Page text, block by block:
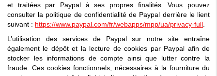
et traitées par Paypal à ses propres finalités. Vous pouvez
consulter la politique de confidentialité de Paypal derrière le lient
suivant : https://www.paypal.com/fr/webapps/mpp/ua/privacy-full
L’utilisation des services de Paypal sur notre site entraîne
également le dépôt et la lecture de cookies par Paypal afin de
stocker les informations de compte ainsi que lutter contre la
fraude. Ces cookies fonctionnels, nécessaires à la fourniture du